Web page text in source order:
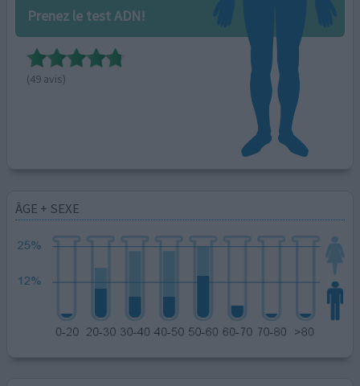
Prenez le test ADN!
(49 avis)
ÂGE + SEXE